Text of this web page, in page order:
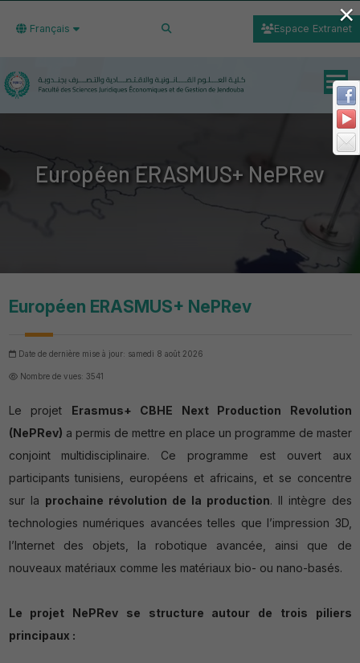
Français Espace Extranet
Européen ERASMUS+ NePRev
Européen ERASMUS+ NePRev
Date de dernière mise à jour: samedi 8 août 2026
Nombre de vues: 3541
Le projet Erasmus+ CBHE Next Production Revolution
(NePRev) a permis de mettre en place un programme de master
conjoint multidisciplinaire. Ce programme est ouvert aux
participants tunisiens, européens et africains, et se concentre
sur la prochaine révolution de la production. Il intègre des
technologies numériques avancées telles que l’impression 3D,
l’Internet des objets, la robotique avancée, ainsi que de
nouveaux matériaux comme les matériaux bio- ou nano-basés.
Le projet NePRev se structure autour de trois piliers
principaux :
×